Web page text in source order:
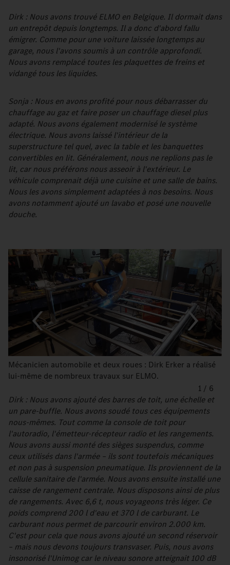
Dirk : Nous avons trouvé ELMO en Belgique. Il dormait dans
un entrepôt depuis longtemps. Il a donc d'abord fallu
émigrer. Comme pour une voiture laissée longtemps au
garage, nous l'avons soumis à un contrôle approfondi.
Nous avons remplacé toutes les plaquettes de freins et
vidangé tous les liquides.
Sonja : Nous en avons profité pour nous débarrasser du
chauffage au gaz et faire poser un chauffage diesel plus
adapté. Nous avons également modernisé le système
électrique. Nous avons laissé l'intérieur de la
superstructure tel quel, avec la table et les banquettes
convertibles en lit. Généralement, nous ne replions pas le
lit, car nous préférons nous asseoir à l'extérieur. Le
véhicule comprenait déjà une cuisine et une salle de bains.
Nous les avons simplement adaptées à nos besoins. Nous
avons notamment ajouté un lavabo et posé une nouvelle
douche.
Mécanicien automobile et deux roues : Dirk Erker a réalisé
lui-même de nombreux travaux sur ELMO.
1 / 6
Dirk : Nous avons ajouté des barres de toit, une échelle et
un pare-buffle. Nous avons soudé tous ces équipements
nous-mêmes. Tout comme la console de toit pour
l'autoradio, l'émetteur-récepteur radio et les rangements.
Nous avons aussi monté des sièges suspendus, comme
ceux utilisés dans l'armée – ils sont toutefois mécaniques
et non pas à suspension pneumatique. Ils proviennent de la
cellule sanitaire de l'armée. Nous avons ensuite installé une
caisse de rangement centrale. Nous disposons ainsi de plus
de rangements. Avec 6,6 t, nous voyageons très léger. Ce
poids comprend 200 l d'eau et 370 l de carburant. Le
carburant nous permet de parcourir environ 2.000 km.
C'est pour cela que nous avons ajouté un second réservoir
– mais nous devons toujours transvaser. Puis, nous avons
insonorisé l'Unimog car le niveau sonore atteignait 100 dB